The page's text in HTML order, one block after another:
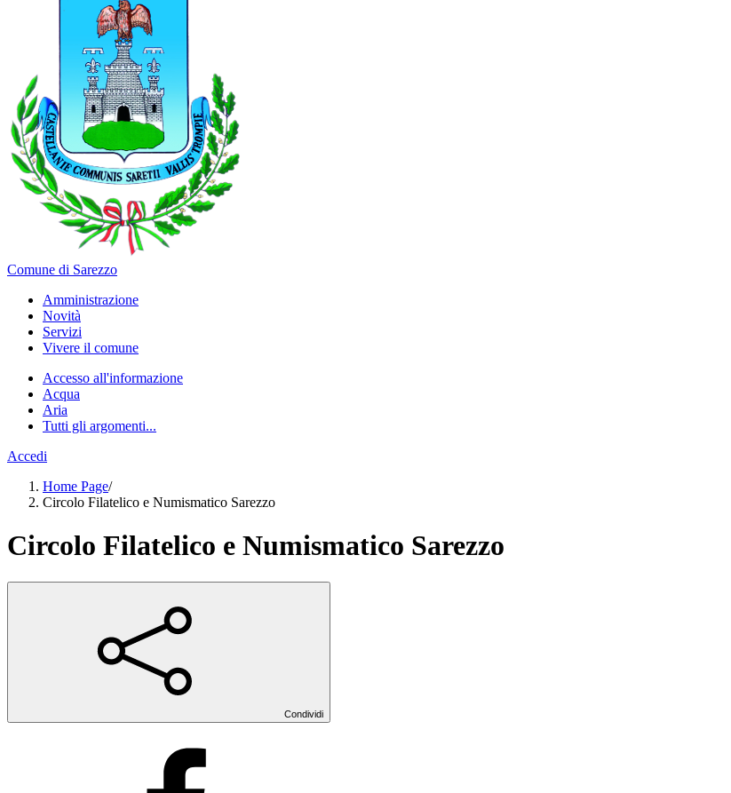
Comune di Sarezzo
Amministrazione
Novità
Servizi
Vivere il comune
Accesso all'informazione
Acqua
Aria
Tutti gli argomenti...
Accedi
Home Page/
Circolo Filatelico e Numismatico Sarezzo
Circolo Filatelico e Numismatico Sarezzo
Condividi